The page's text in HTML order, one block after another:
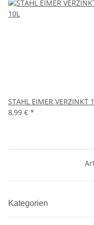
STAHL EIMER VERZINKT
8,99 € *
Kategorien